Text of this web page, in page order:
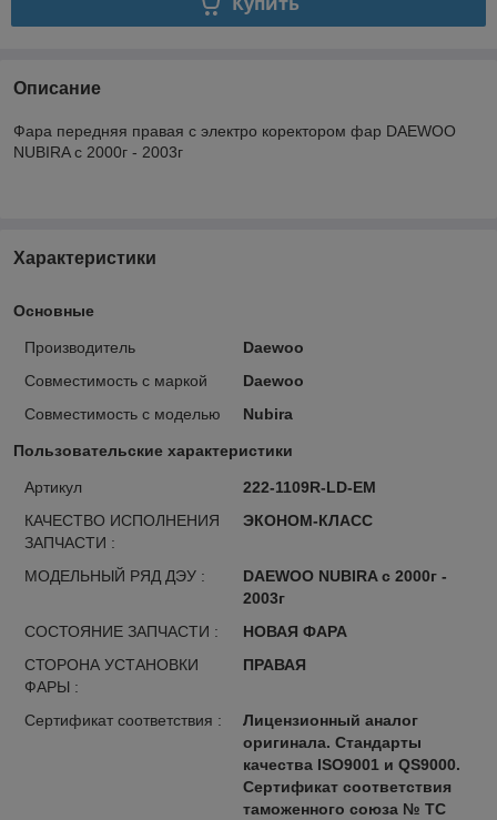
Описание
Фара передняя правая с электро коректором фар DAEWOO
NUBIRA с 2000г - 2003г
Характеристики
Основные
Производитель
Daewoo
Совместимость с маркой
Daewoo
Совместимость с моделью
Nubira
Пользовательские характеристики
Артикул
222-1109R-LD-EM
КАЧЕСТВО ИСПОЛНЕНИЯ
ЗАПЧАСТИ :
ЭКОНОМ-КЛАСС
МОДЕЛЬНЫЙ РЯД ДЭУ :
DAEWOO NUBIRA с 2000г -
2003г
СОСТОЯНИЕ ЗАПЧАСТИ :
НОВАЯ ФАРА
СТОРОНА УСТАНОВКИ
ФАРЫ :
ПРАВАЯ
Сертификат соответствия :
Лицензионный аналог
оригинала. Стандарты
качества ISO9001 и QS9000.
Сертификат соответствия
таможенного союза № ТС